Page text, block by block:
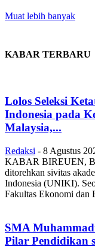
Muat lebih banyak
KABAR TERBARU
Lolos Seleksi
Indonesia pada
Malaysia,...
Redaksi - 8 Agustus
KABAR BIREUEN,
ditorehkan sivitas
Indonesia (UNIKI).
Fakultas Ekonomi dan
SMA
Pilar Pendidikan